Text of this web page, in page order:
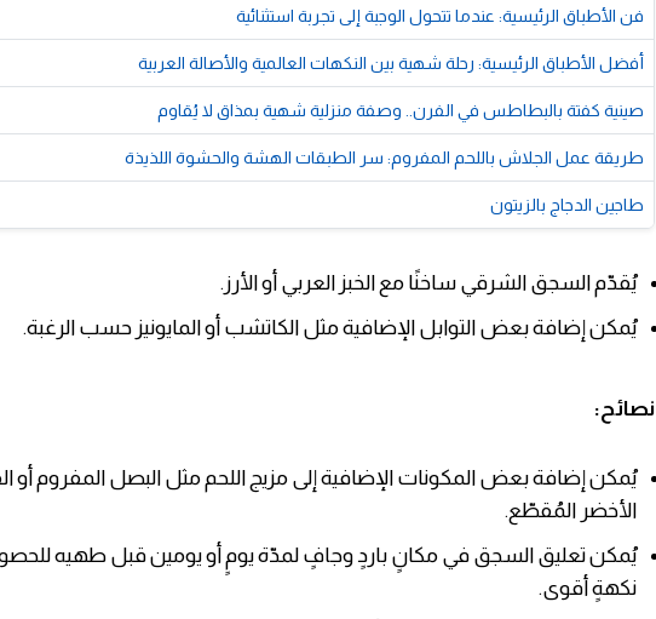
فن الأطباق الرئيسية: عندما تتحول الوجبة إلى تجربة استثنائية
أفضل الأطباق الرئيسية: رحلة شهية بين النكهات العالمية والأصالة العربية
صينية كفتة بالبطاطس في الفرن.. وصفة منزلية شهية بمذاق لا يُقاوم
طريقة عمل الجلاش باللحم المفروم: سر الطبقات الهشة والحشوة اللذيذة
طاجين الدجاج بالزيتون
يُقدّم السجق الشرقي ساخنًا مع الخبز العربي أو الأرز.
يُمكن إضافة بعض التوابل الإضافية مثل الكاتشب أو المايونيز حسب الرغبة.
نصائح:
يُمكن إضافة بعض المكونات الإضافية إلى مزيج اللحم مثل البصل المفروم أو
الأخضر المُقطّع.
يُمكن تعليق السجق في مكانٍ باردٍ وجافٍ لمدّة يومٍ أو يومين قبل طهيه
نكهةٍ أقوى.